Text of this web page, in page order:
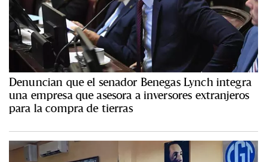
Denuncian que el senador Benegas Lynch integra
una empresa que asesora a inversores extranjeros
para la compra de tierras